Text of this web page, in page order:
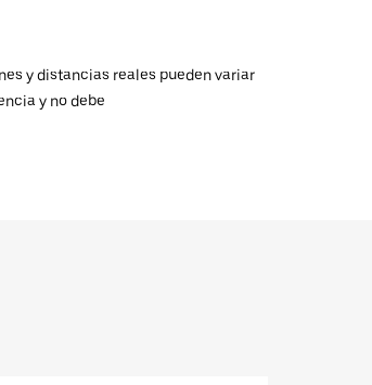
y distancias reales pueden variar
y no debe